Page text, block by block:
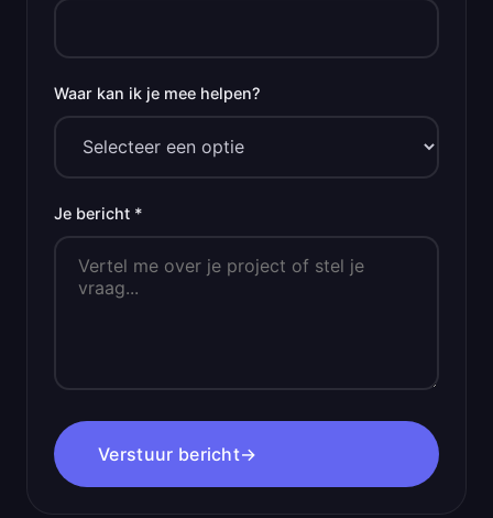
Waar kan ik je mee helpen?
Je bericht *
Verstuur bericht→